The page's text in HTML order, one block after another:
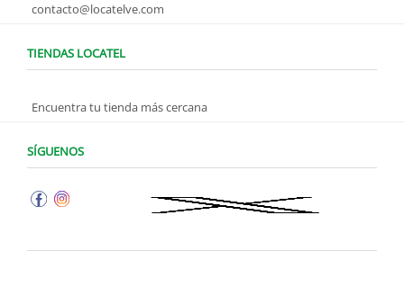
contacto@locatelve.com
TIENDAS LOCATEL
Encuentra tu tienda más cercana
SÍGUENOS